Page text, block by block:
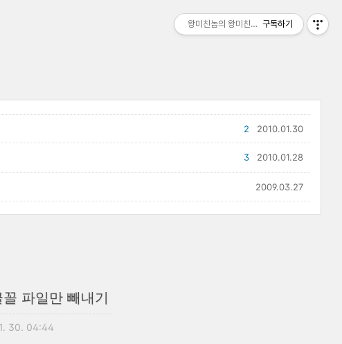
2010.01.30
2
2010.01.28
3
2009.03.27
파일만 빼내기
30. 04:44
왕미친놈의 왕미친세상구독하기